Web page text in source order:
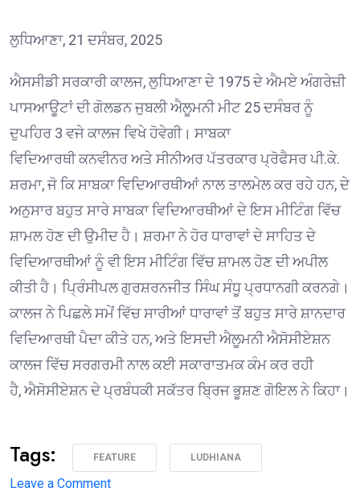
ਲੁਧਿਆਣਾ, 21 ਦਸੰਬਰ, 2025
ਐਸਸੀਡੀ ਸਰਕਾਰੀ ਕਾਲਜ, ਲੁਧਿਆਣਾ ਦੇ 1975 ਦੇ ਐਮਏ ਅੰਗਰੇਜ਼ੀ
ਪਾਸਆਊਟਾਂ ਦੀ ਗੋਲਡਨ ਜੁਬਲੀ ਐਲੂਮਨੀ ਮੀਟ 25 ਦਸੰਬਰ ਨੂੰ
ਦੁਪਹਿਰ 3 ਵਜੇ ਕਾਲਜ ਵਿਖੇ ਹੋਵੇਗੀ। ਸਾਬਕਾ
ਵਿਦਿਆਰਥੀ ਕਨਵੀਨਰ ਅਤੇ ਸੀਨੀਅਰ ਪੱਤਰਕਾਰ ਪ੍ਰੋਫੈਸਰ ਪੀ.ਕੇ.
ਸ਼ਰਮਾ, ਜੋ ਕਿ ਸਾਬਕਾ ਵਿਦਿਆਰਥੀਆਂ ਨਾਲ ਤਾਲਮੇਲ ਕਰ ਰਹੇ ਹਨ, ਦੇ
ਅਨੁਸਾਰ ਬਹੁਤ ਸਾਰੇ ਸਾਬਕਾ ਵਿਦਿਆਰਥੀਆਂ ਦੇ ਇਸ ਮੀਟਿੰਗ ਵਿੱਚ
ਸ਼ਾਮਲ ਹੋਣ ਦੀ ਉਮੀਦ ਹੈ। ਸ਼ਰਮਾ ਨੇ ਹੋਰ ਧਾਰਾਵਾਂ ਦੇ ਸਾਹਿਤ ਦੇ
ਵਿਦਿਆਰਥੀਆਂ ਨੂੰ ਵੀ ਇਸ ਮੀਟਿੰਗ ਵਿੱਚ ਸ਼ਾਮਲ ਹੋਣ ਦੀ ਅਪੀਲ
ਕੀਤੀ ਹੈ। ਪ੍ਰਿੰਸੀਪਲ ਗੁਰਸ਼ਰਨਜੀਤ ਸਿੰਘ ਸੰਧੂ ਪ੍ਰਧਾਨਗੀ ਕਰਨਗੇ।
ਕਾਲਜ ਨੇ ਪਿਛਲੇ ਸਮੇਂ ਵਿੱਚ ਸਾਰੀਆਂ ਧਾਰਾਵਾਂ ਤੋਂ ਬਹੁਤ ਸਾਰੇ ਸ਼ਾਨਦਾਰ
ਵਿਦਿਆਰਥੀ ਪੈਦਾ ਕੀਤੇ ਹਨ, ਅਤੇ ਇਸਦੀ ਐਲੂਮਨੀ ਐਸੋਸੀਏਸ਼ਨ
ਕਾਲਜ ਵਿੱਚ ਸਰਗਰਮੀ ਨਾਲ ਕਈ ਸਕਾਰਾਤਮਕ ਕੰਮ ਕਰ ਰਹੀ
ਹੈ, ਐਸੋਸੀਏਸ਼ਨ ਦੇ ਪ੍ਰਬੰਧਕੀ ਸਕੱਤਰ ਬ੍ਰਿਜ ਭੂਸ਼ਣ ਗੋਇਲ ਨੇ ਕਿਹਾ।
Tags: FEATURE LUDHIANA
Leave a Commenton